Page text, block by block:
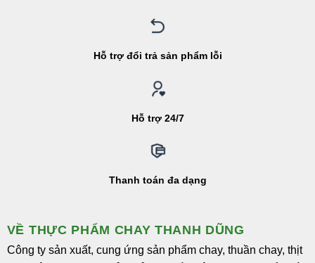
Hỗ trợ đổi trả sản phẩm lỗi
Hỗ trợ 24/7
Thanh toán đa dạng
VỀ THỰC PHẨM CHAY THANH DŨNG
Công ty sản xuất, cung ứng sản phẩm chay, thuần chay, thịt